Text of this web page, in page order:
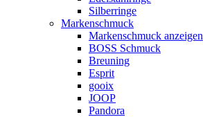
Silberringe
Markenschmuck
Markenschmuck anzeigen
BOSS Schmuck
Breuning
Esprit
gooix
JOOP
Pandora